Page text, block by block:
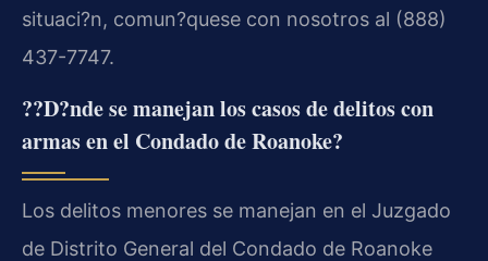
situaci?n, comun?quese con nosotros al (888)
437-7747.
??D?nde se manejan los casos de delitos con
armas en el Condado de Roanoke?
Los delitos menores se manejan en el Juzgado
de Distrito General del Condado de Roanoke